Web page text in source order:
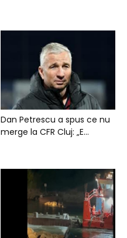
Dan Petrescu a spus ce nu
merge la CFR Cluj: „E...